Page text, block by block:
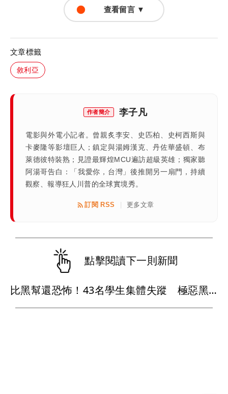
查看留言 ▼
文章標籤
敘利亞
作者簡介 李子凡
電影與外電小記者。曾親炙李安、史匹柏、史柯西斯與
卡麥隆等影壇巨人；鎮定與湯姆漢克、丹佐華盛頓、布
萊德彼特裝熟；見證最輝煌MCU遍訪超級英雄；獨家聽
阿湯哥告白：「我愛你，台灣」後推開另一扇門，持續
觀察、報導狂人川普的全球實境秀。
訂閱 RSS 更多文章
點擊閱讀下一則新聞
比黑幫還恐怖！43名學生集體失蹤 極惡黑心政客恐涉「器官」買賣